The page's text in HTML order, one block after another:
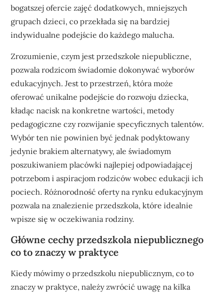
bogatszej ofercie zajęć dodatkowych, mniejszych
grupach dzieci, co przekłada się na bardziej
indywidualne podejście do każdego malucha.
Zrozumienie, czym jest przedszkole niepubliczne,
pozwala rodzicom świadomie dokonywać wyborów
edukacyjnych. Jest to przestrzeń, która może
oferować unikalne podejście do rozwoju dziecka,
kładąc nacisk na konkretne wartości, metody
pedagogiczne czy rozwijanie specyficznych talentów.
Wybór ten nie powinien być jednak podyktowany
jedynie brakiem alternatywy, ale świadomym
poszukiwaniem placówki najlepiej odpowiadającej
potrzebom i aspiracjom rodziców wobec edukacji ich
pociech. Różnorodność oferty na rynku edukacyjnym
pozwala na znalezienie przedszkola, które idealnie
wpisze się w oczekiwania rodziny.
Główne cechy przedszkola niepublicznego
co to znaczy w praktyce
Kiedy mówimy o przedszkolu niepublicznym, co to
znaczy w praktyce, należy zwrócić uwagę na kilka